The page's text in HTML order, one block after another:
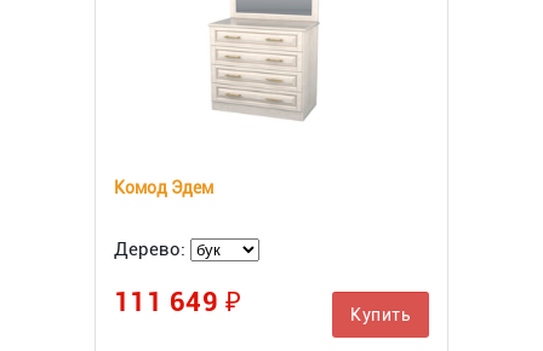
Комод Эдем
Дерево:
111 649 ₽ Купить